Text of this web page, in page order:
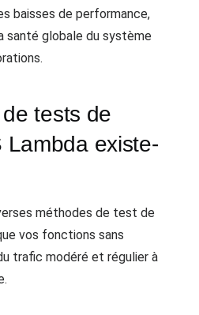
baisses de performance,
santé globale du système
tests de
Lambda existe-
méthodes de test de
vos fonctions sans
trafic modéré et régulier à